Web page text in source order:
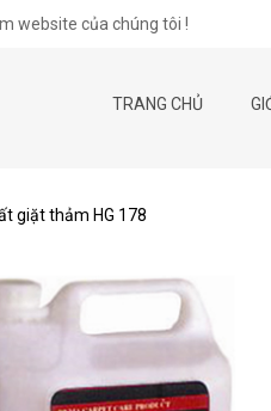
website của chúng tôi !
TRANG CHỦ
giặt thảm HG 178